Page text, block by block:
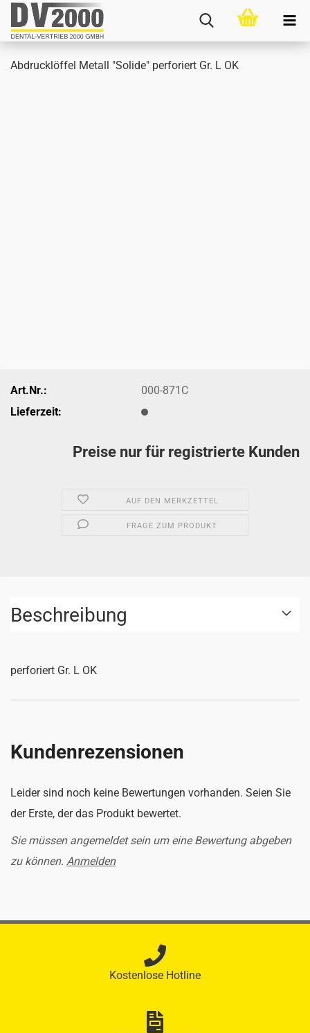
Ab­druck­löf­fel Me­tall "So­li­de" per­fo­riert Gr. L OK
Art.Nr.:
000-871C
Lieferzeit:
Preise nur für registrierte Kunden
AUF DEN MERKZETTEL
FRAGE ZUM PRODUKT
Beschreibung
perforiert Gr. L OK
Kundenrezensionen
Leider sind noch keine Bewertungen vorhanden. Seien Sie
der Erste, der das Produkt bewertet.
Sie müssen angemeldet sein um eine Bewertung abgeben
zu können. Anmelden
Kostenlose Hotline